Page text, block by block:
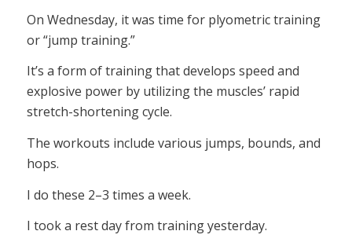
On Wednesday, it was time for plyometric training
or “jump training.”
It’s a form of training that develops speed and
explosive power by utilizing the muscles’ rapid
stretch-shortening cycle.
The workouts include various jumps, bounds, and
hops.
I do these 2–3 times a week.
I took a rest day from training yesterday.